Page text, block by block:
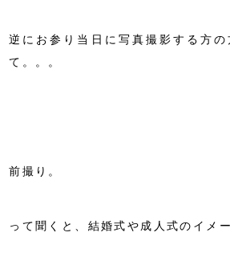
逆にお参り当日に写真撮影する方の
て。。。
前撮り。
って聞くと、結婚式や成人式のイメ